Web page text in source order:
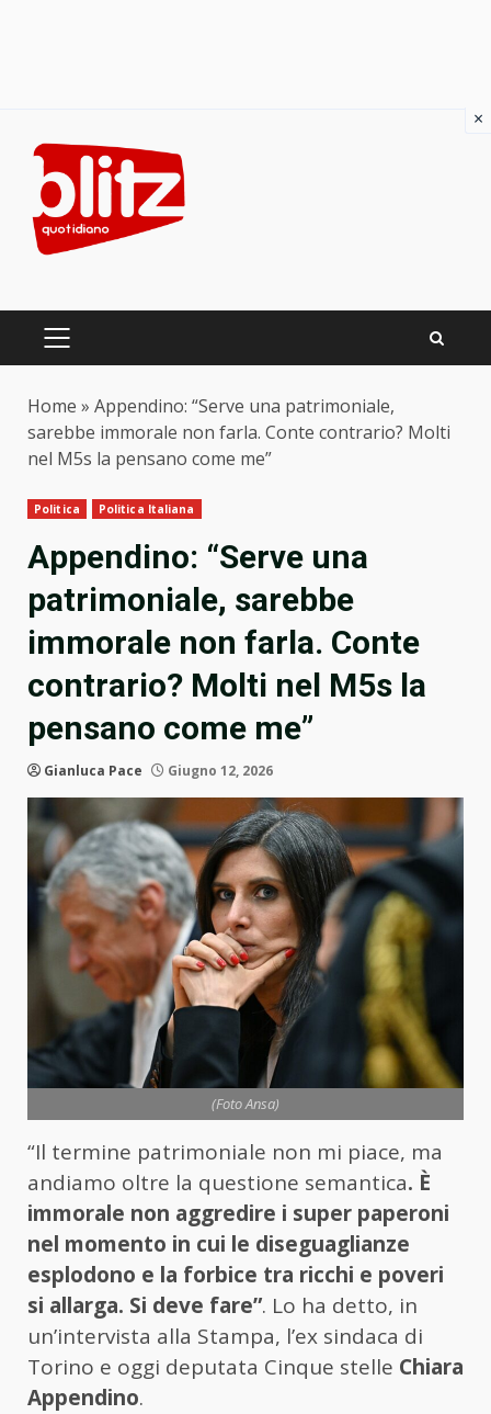
content
PRIMARY
Home » Appendino: “Serve una patrimoniale,
sarebbe immorale non farla. Conte contrario? Molti
nel M5s la pensano come me”
Politica Politica Italiana
Appendino: “Serve una
patrimoniale, sarebbe
immorale non farla. Conte
contrario? Molti nel M5s la
pensano come me”
Gianluca Pace Giugno 12, 2026
(Foto Ansa)
“Il termine patrimoniale non mi piace, ma
andiamo oltre la questione semantica. È
immorale non aggredire i super paperoni
nel momento in cui le diseguaglianze
esplodono e la forbice tra ricchi e poveri
si allarga. Si deve fare”. Lo ha detto, in
un’intervista alla Stampa, l’ex sindaca di
Torino e oggi deputata Cinque stelle Chiara
Appendino.
×